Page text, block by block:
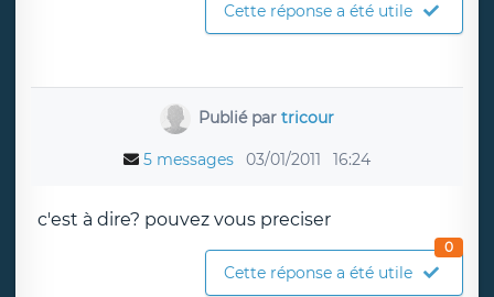
Cette réponse a été utile
Publié partricour
5 messages 03/01/2011 16:24
c'est à dire? pouvez vous preciser
Cette réponse a été utile
0